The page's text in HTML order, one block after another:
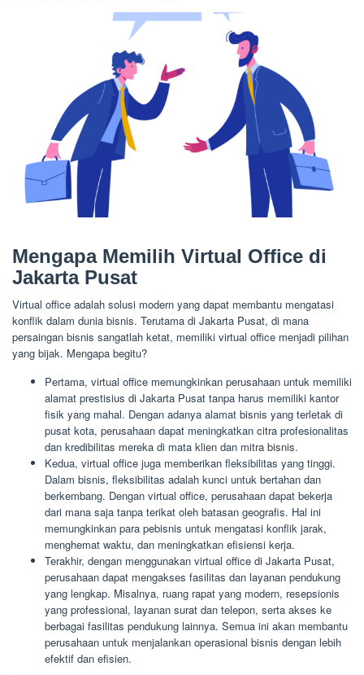
Mengapa Memilih Virtual Office di
Jakarta Pusat
Virtual office adalah solusi modern yang dapat membantu mengatasi
konflik dalam dunia bisnis. Terutama di Jakarta Pusat, di mana
persaingan bisnis sangatlah ketat, memiliki virtual office menjadi pilihan
yang bijak. Mengapa begitu?
Pertama, virtual office memungkinkan perusahaan untuk memiliki
alamat prestisius di Jakarta Pusat tanpa harus memiliki kantor
fisik yang mahal. Dengan adanya alamat bisnis yang terletak di
pusat kota, perusahaan dapat meningkatkan citra profesionalitas
dan kredibilitas mereka di mata klien dan mitra bisnis.
Kedua, virtual office juga memberikan fleksibilitas yang tinggi.
Dalam bisnis, fleksibilitas adalah kunci untuk bertahan dan
berkembang. Dengan virtual office, perusahaan dapat bekerja
dari mana saja tanpa terikat oleh batasan geografis. Hal ini
memungkinkan para pebisnis untuk mengatasi konflik jarak,
menghemat waktu, dan meningkatkan efisiensi kerja.
Terakhir, dengan menggunakan virtual office di Jakarta Pusat,
perusahaan dapat mengakses fasilitas dan layanan pendukung
yang lengkap. Misalnya, ruang rapat yang modern, resepsionis
yang professional, layanan surat dan telepon, serta akses ke
berbagai fasilitas pendukung lainnya. Semua ini akan membantu
perusahaan untuk menjalankan operasional bisnis dengan lebih
efektif dan efisien.